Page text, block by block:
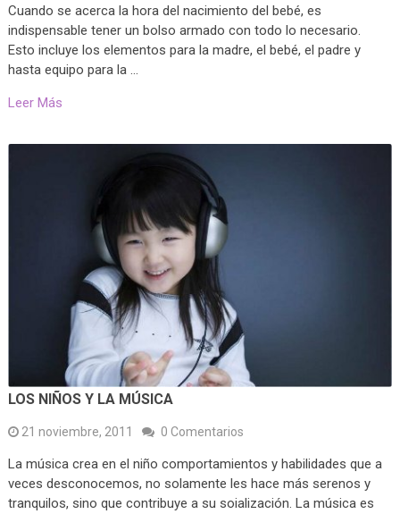
Cuando se acerca la hora del nacimiento del bebé, es
indispensable tener un bolso armado con todo lo necesario.
Esto incluye los elementos para la madre, el bebé, el padre y
hasta equipo para la …
Leer Más
LOS NIÑOS Y LA MÚSICA
21 noviembre, 2011 0 Comentarios
La música crea en el niño comportamientos y habilidades que a
veces desconocemos, no solamente les hace más serenos y
tranquilos, sino que contribuye a su soialización. La música es